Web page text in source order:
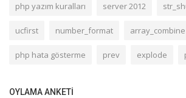
php yazım kuralları server 2012
ucfirst number_format array_combine
php hata gösterme prev explode
OYLAMA ANKETI